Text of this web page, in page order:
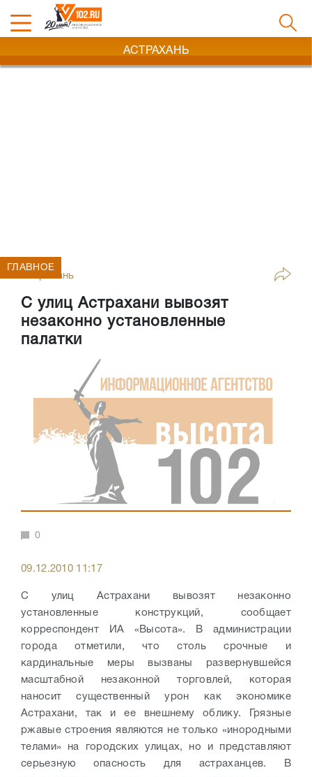
АСТРАХАНЬ
Астрахань
С улиц Астрахани вывозят
незаконно установленные
палатки
ГЛАВНОЕ
0
09.12.2010 11:17
С улиц Астрахани вывозят незаконно
установленные конструкций, сообщает
корреспондент ИА «Высота». В администрации
города отметили, что столь срочные и
кардинальные меры вызваны развернувшейся
масштабной незаконной торговлей, которая
наносит существенный урон как экономике
Астрахани, так и ее внешнему облику. Грязные
ржавые строения являются не только «инородными
телами» на городских улицах, но и представляют
серьезную опасность для астраханцев. В